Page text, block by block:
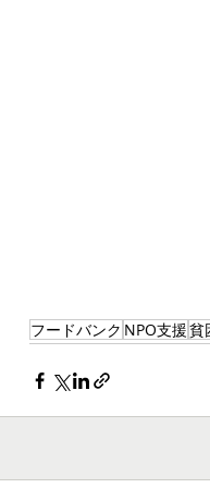
フードバンク NPO支援貧